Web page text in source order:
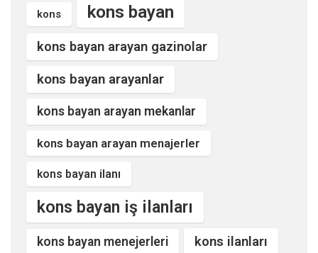
kons kons bayan
kons bayan arayan gazinolar
kons bayan arayanlar
kons bayan arayan mekanlar
kons bayan arayan menajerler
kons bayan ilanı
kons bayan iş ilanları
kons bayan menejerleri kons ilanları